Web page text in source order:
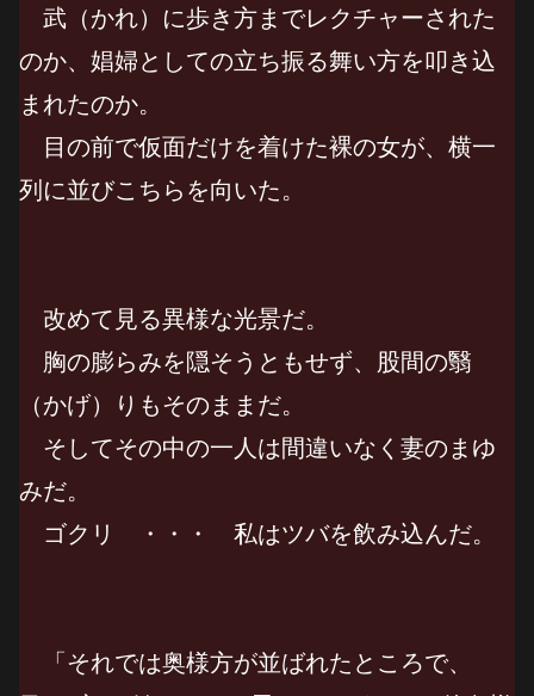
武（かれ）に歩き方までレクチャーされた
のか、娼婦としての立ち振る舞い方を叩き込
まれたのか。
目の前で仮面だけを着けた裸の女が、横一
列に並びこちらを向いた。
改めて見る異様な光景だ。
胸の膨らみを隠そうともせず、股間の翳
（かげ）りもそのままだ。
そしてその中の一人は間違いなく妻のまゆ
みだ。
ゴクリ ・・・ 私はツバを飲み込んだ。
「それでは奥様方が並ばれたところで、